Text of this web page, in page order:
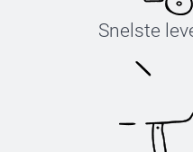
Snelste